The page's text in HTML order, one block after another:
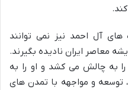
های آل احمد نیز نمی توانند
معاصر ایران نادیده بگیرند.
به چالش می کشد و او را به
توسعه و مواجهه با تمدن های